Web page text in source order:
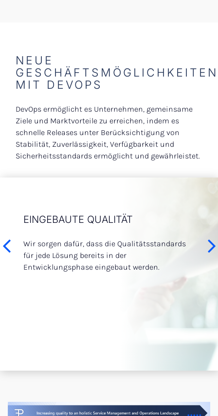
Offshore Services
Remote PMO Standard Architecture
Brochure
Our values
Management
Contact Us
NEUE
GESCHÄFTSMÖGLICHKEITEN
MIT DEVOPS
DevOps ermöglicht es Unternehmen, gemeinsame
Ziele und Marktvorteile zu erreichen, indem es
schnelle Releases unter Berücksichtigung von
Stabilität, Zuverlässigkeit, Verfügbarkeit und
Sicherheitsstandards ermöglicht und gewährleistet.
EINGEBAUTE QUALITÄT
Wir sorgen dafür, dass die Qualitätsstandards
für jede Lösung bereits in der
Entwicklungsphase eingebaut werden.